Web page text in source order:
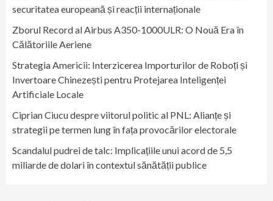
securitatea europeană și reacții internaționale
Zborul Record al Airbus A350-1000ULR: O Nouă Era în
Călătoriile Aeriene
Strategia Americii: Interzicerea Importurilor de Roboți și
Invertoare Chinezești pentru Protejarea Inteligenței
Artificiale Locale
Ciprian Ciucu despre viitorul politic al PNL: Alianțe și
strategii pe termen lung în fața provocărilor electorale
Scandalul pudrei de talc: Implicațiile unui acord de 5,5
miliarde de dolari în contextul sănătății publice